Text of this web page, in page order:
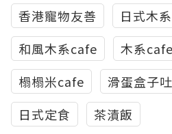
香港寵物友善
日式木
和風木系cafe
木系cafe
榻榻米cafe
滑蛋盒子
日式定食
茶漬飯